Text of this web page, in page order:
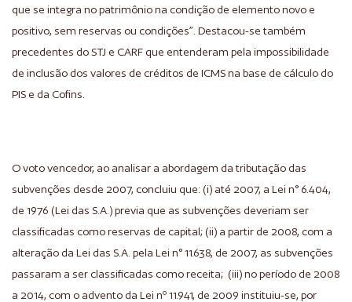
que se integra no patrimônio na condição de elemento novo e
positivo, sem reservas ou condições”. Destacou-se também
precedentes do STJ e CARF que entenderam pela impossibilidade
de inclusão dos valores de créditos de ICMS na base de cálculo do
PIS e da Cofins.
O voto vencedor, ao analisar a abordagem da tributação das
subvenções desde 2007, concluiu que: (i) até 2007, a Lei n° 6.404,
de 1976 (Lei das S.A.) previa que as subvenções deveriam ser
classificadas como reservas de capital; (ii) a partir de 2008, com a
alteração da Lei das S.A. pela Lei n° 11.638, de 2007, as subvenções
passaram a ser classificadas como receita; (iii) no período de 2008
a 2014, com o advento da Lei nº 11.941, de 2009 instituiu-se, por